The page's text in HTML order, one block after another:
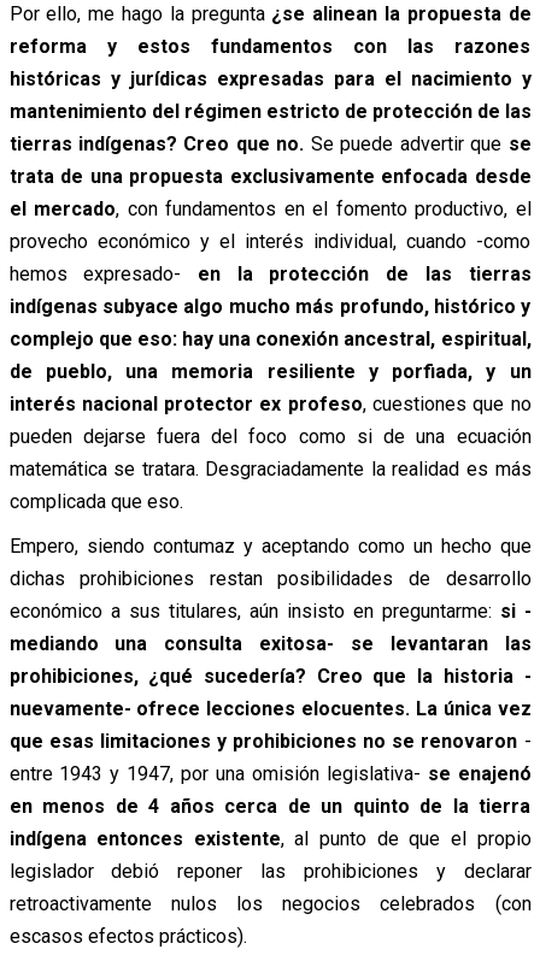
Por ello, me hago la pregunta ¿se alinean la propuesta de
reforma y estos fundamentos con las razones
históricas y jurídicas expresadas para el nacimiento y
mantenimiento del régimen estricto de protección de las
tierras indígenas? Creo que no. Se puede advertir que se
trata de una propuesta exclusivamente enfocada desde
el mercado, con fundamentos en el fomento productivo, el
provecho económico y el interés individual, cuando -como
hemos expresado- en la protección de las tierras
indígenas subyace algo mucho más profundo, histórico y
complejo que eso: hay una conexión ancestral, espiritual,
de pueblo, una memoria resiliente y porfiada, y un
interés nacional protector ex profeso, cuestiones que no
pueden dejarse fuera del foco como si de una ecuación
matemática se tratara. Desgraciadamente la realidad es más
complicada que eso.
Empero, siendo contumaz y aceptando como un hecho que
dichas prohibiciones restan posibilidades de desarrollo
económico a sus titulares, aún insisto en preguntarme: si -
mediando una consulta exitosa- se levantaran las
prohibiciones, ¿qué sucedería? Creo que la historia -
nuevamente- ofrece lecciones elocuentes. La única vez
que esas limitaciones y prohibiciones no se renovaron -
entre 1943 y 1947, por una omisión legislativa- se enajenó
en menos de 4 años cerca de un quinto de la tierra
indígena entonces existente, al punto de que el propio
legislador debió reponer las prohibiciones y declarar
retroactivamente nulos los negocios celebrados (con
escasos efectos prácticos).